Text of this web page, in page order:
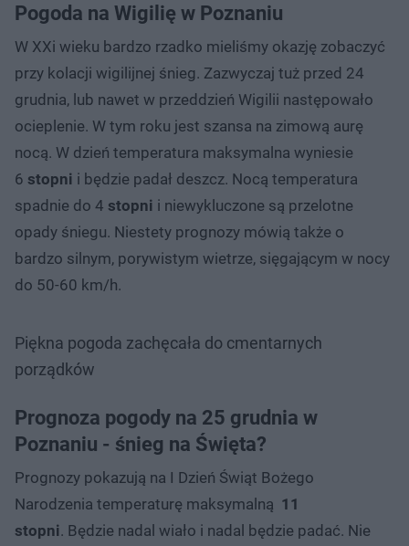
Pogoda na Wigilię w Poznaniu
W XXi wieku bardzo rzadko mieliśmy okazję zobaczyć
przy kolacji wigilijnej śnieg. Zazwyczaj tuż przed 24
grudnia, lub nawet w przeddzień Wigilii następowało
ocieplenie. W tym roku jest szansa na zimową aurę
nocą. W dzień temperatura maksymalna wyniesie
6 stopni i będzie padał deszcz. Nocą temperatura
spadnie do 4 stopni i niewykluczone są przelotne
opady śniegu. Niestety prognozy mówią także o
bardzo silnym, porywistym wietrze, sięgającym w nocy
do 50-60 km/h.
Piękna pogoda zachęcała do cmentarnych
porządków
Prognoza pogody na 25 grudnia w
Poznaniu - śnieg na Święta?
Prognozy pokazują na I Dzień Świąt Bożego
Narodzenia temperaturę maksymalną 11
stopni. Będzie nadal wiało i nadal będzie padać. Nie